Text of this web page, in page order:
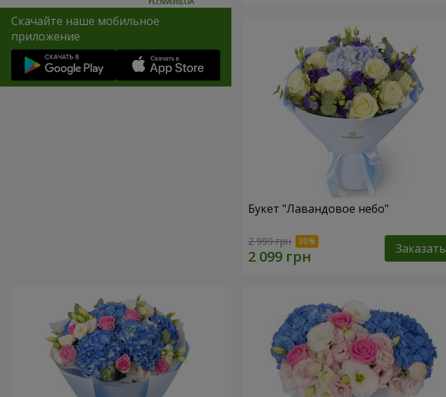
Скачайте наше мобильное
приложение
Букет "Лавандовое небо"
2 999 грн Заказать